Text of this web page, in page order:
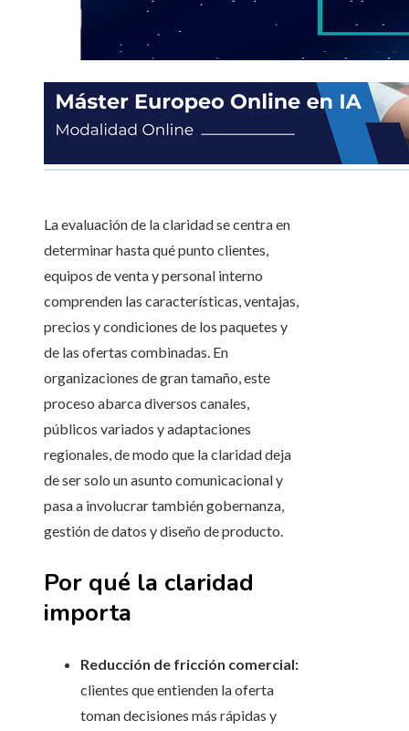
La evaluación de la claridad se centra en
determinar hasta qué punto clientes,
equipos de venta y personal interno
comprenden las características, ventajas,
precios y condiciones de los paquetes y
de las ofertas combinadas. En
organizaciones de gran tamaño, este
proceso abarca diversos canales,
públicos variados y adaptaciones
regionales, de modo que la claridad deja
de ser solo un asunto comunicacional y
pasa a involucrar también gobernanza,
gestión de datos y diseño de producto.
Por qué la claridad
importa
Reducción de fricción comercial:
clientes que entienden la oferta
toman decisiones más rápidas y